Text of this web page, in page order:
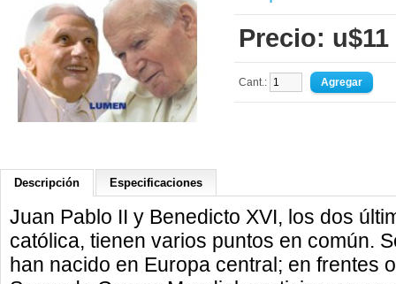
Precio: u$11
Cant.:
Descripción Especificaciones
Juan Pablo II y Benedicto XVI, los dos
católica, tienen varios puntos en común.
han nacido en Europa central; en frentes